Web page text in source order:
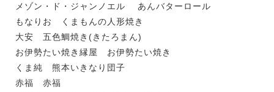
メゾン・ド・ジャンノエル あんバターロール
もなりお くまもんの人形焼き
大安 五色鯛焼き(きたろまん)
お伊勢たい焼き縁屋 お伊勢たい焼き
くま純 熊本いきなり団子
赤福 赤福